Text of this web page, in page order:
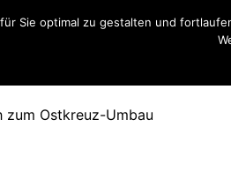
zum Ostkreuz-Umbau
Sie optimal zu gestalten und